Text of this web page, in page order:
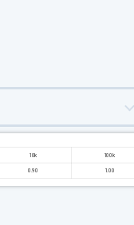
10k 100k
0.90 1.00